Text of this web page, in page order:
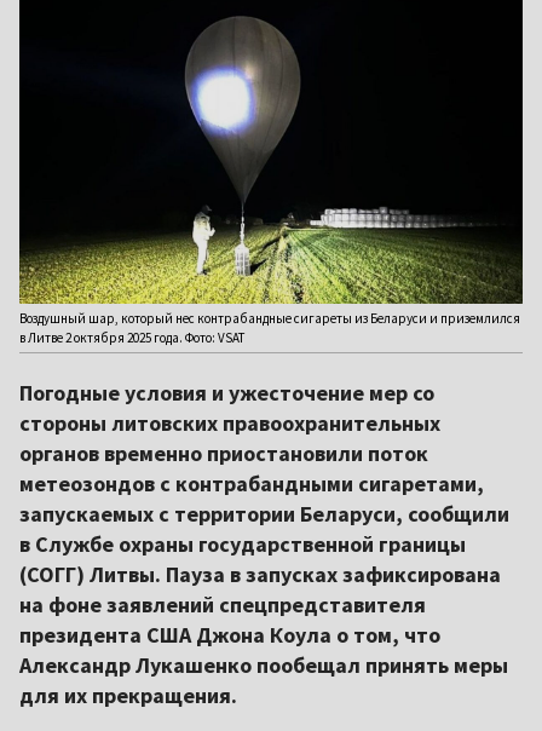
Воздушный шар, который нес контрабандные сигареты из Беларуси и приземлился
в Литве 2 октября 2025 года. Фото: VSAT
Погодные условия и ужесточение мер со
стороны литовских правоохранительных
органов временно приостановили поток
метеозондов с контрабандными сигаретами,
запускаемых с территории Беларуси, сообщили
в Службе охраны государственной границы
(СОГГ) Литвы. Пауза в запусках зафиксирована
на фоне заявлений спецпредставителя
президента США Джона Коула о том, что
Александр Лукашенко пообещал принять меры
для их прекращения.